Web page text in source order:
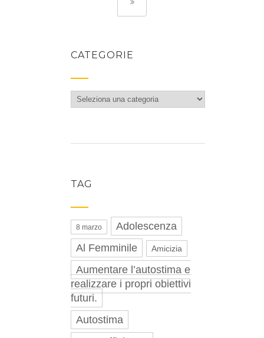
CATEGORIE
Categorie
TAG
8 marzo
Adolescenza
Al Femminile
Amicizia
Aumentare l’autostima e
realizzare i propri obiettivi
futuri.
Autostima